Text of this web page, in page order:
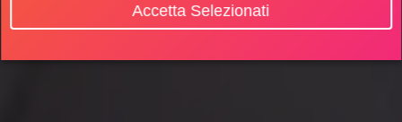
Accetta Selezionati